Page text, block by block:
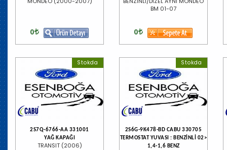
0
BM 01-07
0
Stokda
2S7Q-6766-AA 331001
YAĞ KAPAĞI
TRANSIT (2006)
Stokda
2S6G-9K478-BD CABU 330705
TERMOSTAT YUVASI : BENZİNLİ 02>
1,4-1,6 BENZ